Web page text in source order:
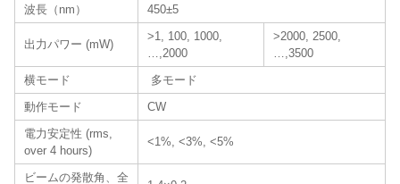
波長（nm）
450±5
出力パワー (mW)
>1, 100, 1000,
…,2000
>2000, 2500,
…,3500
横モード
多モード
動作モード
CW
電力安定性 (rms,
over 4 hours)
<1%, <3%, <5%
ビームの発散角、全